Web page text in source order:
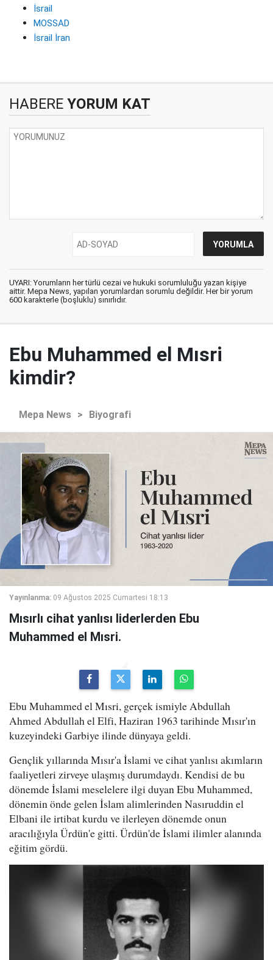
İsrail
MOSSAD
İsrail İran
HABERE YORUM KAT
UYARI: Yorumların her türlü cezai ve hukuki sorumluluğu yazan kişiye
aittir. Mepa News, yapılan yorumlardan sorumlu değildir. Her bir yorum
600 karakterle (boşluklu) sınırlıdır.
Ebu Muhammed el Mısri
kimdir?
Mepa News > Biyografi
Yayınlanma: 09 Ağustos 2025 Cumartesi 18:13
Mısırlı cihat yanlısı liderlerden Ebu
Muhammed el Mısri.
Ebu Muhammed el Mısri, gerçek ismiyle Abdullah
Ahmed Abdullah el Elfi, Haziran 1963 tarihinde Mısır'ın
kuzeyindeki Garbiye ilinde dünyaya geldi.
Gençlik yıllarında Mısır'a İslami ve cihat yanlısı akımların
faaliyetleri zirveye ulaşmış durumdaydı. Kendisi de bu
dönemde İslami meselelere ilgi duyan Ebu Muhammed,
dönemin önde gelen İslam alimlerinden Nasıruddin el
Elbani ile irtibat kurdu ve ilerleyen dönemde onun
aracılığıyla Ürdün'e gitti. Ürdün'de İslami ilimler alanında
eğitim gördü.